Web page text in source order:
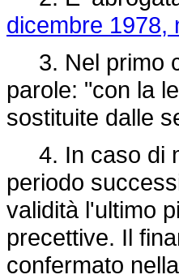
dicembre 1978,
3. Nel primo
parole: "con la
sostituite dalle
4. In caso di
periodo
validità l'ultimo
precettive. Il
confermato